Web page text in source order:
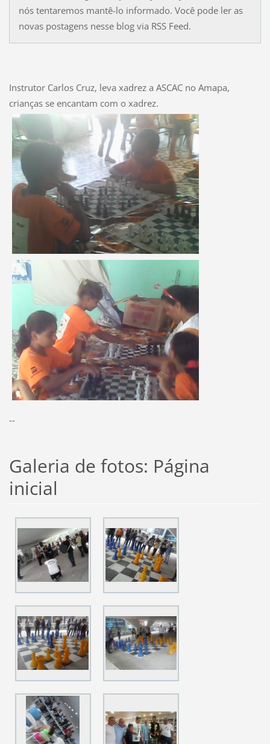
nós tentaremos mantê-lo informado. Você pode ler as
novas postagens nesse blog via RSS Feed.
Instrutor Carlos Cruz, leva xadrez a ASCAC no Amapa,
crianças se encantam com o xadrez.
--
Galeria de fotos: Página
inicial